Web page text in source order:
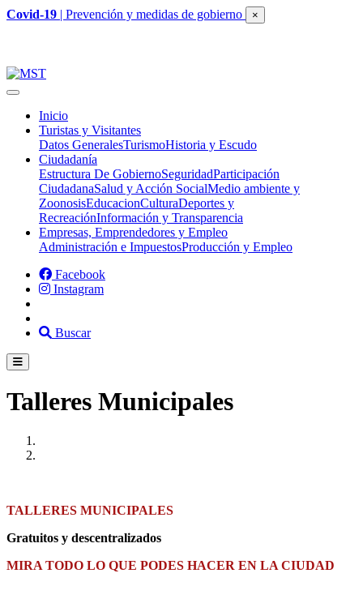
Covid-19 | Prevención y medidas de gobierno ×
Inicio
Turistas y Visitantes
Datos GeneralesTurismoHistoria y Escudo
Ciudadanía
Estructura De GobiernoSeguridadParticipación
CiudadanaSalud y Acción SocialMedio ambiente y
ZoonosisEducacionCulturaDeportes y
RecreaciónInformación y Transparencia
Empresas, Emprendedores y Empleo
Administración e ImpuestosProducción y Empleo
Facebook
Instagram
Buscar
Talleres Municipales
TALLERES MUNICIPALES
Gratuitos y descentralizados
MIRA TODO LO QUE PODES HACER EN LA CIUDAD